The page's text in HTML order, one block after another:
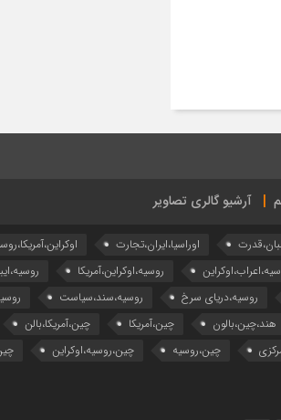
آرشیو گالری تصاویر
اوراسیا،ایران،تجارت
روسیه،اوکراین،آمریکا
روسیه،دریای سرخ روسیه،سند،سیاست
هند،چین،بالون چین،آمریکا چین،آمریکا،بالن
چین،روسیه چین،روسیه،اوکراین